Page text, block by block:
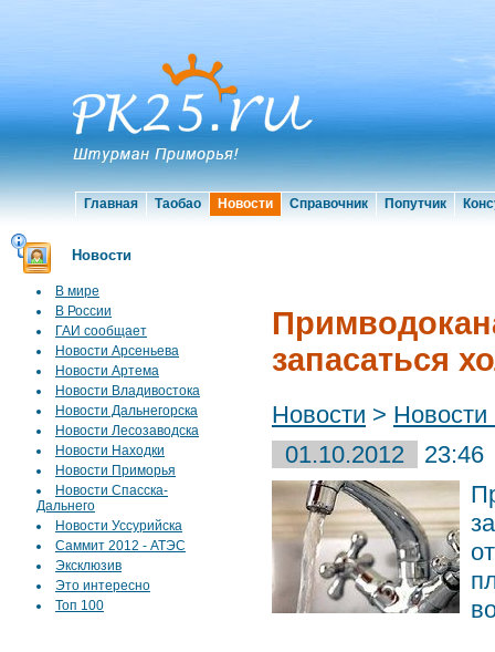
Главная Таобао Новости Справочник Попутчик
Новости
В мире
В России
ГАИ сообщает
Новости Арсеньева
Новости Артема
Новости Владивостока
Новости Дальнегорска
Новости Лесозаводска
Новости Находки
Новости Приморья
Новости Спасска-
Дальнего
Новости Уссурийска
Саммит 2012 - АТЭС
Эксклюзив
Это интересно
Топ 100
запасаться
Новости > Новости
01.10.2012
23:46